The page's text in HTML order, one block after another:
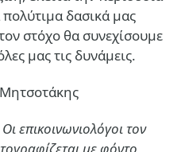
δασικά μας
στόχο θα συνεχίσουμε
μας τις δυνάμεις.
επικοινωνιολόγοι τον
με φόντο